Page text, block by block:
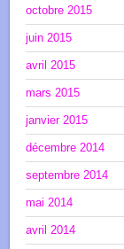
octobre 2015
juin 2015
avril 2015
mars 2015
janvier 2015
décembre 2014
septembre 2014
mai 2014
avril 2014